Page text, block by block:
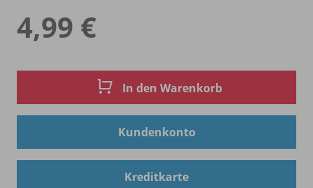
4,99 €
In den Warenkorb
Kundenkonto
Kreditkarte